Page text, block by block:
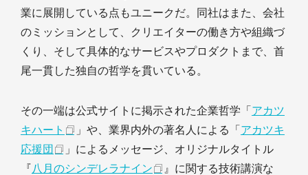
業に展開している点もユニークだ。同社はまた、会社
のミッションとして、クリエイターの働き方や組織づ
くり、そして具体的なサービスやプロダクトまで、首
尾一貫した独自の哲学を貫いている。
その一端は公式サイトに掲示された企業哲学「 アカツ
キハート
」や、業界内外の著名人による「 アカツキ
応援団
」によるメッセージ、オリジナルタイトル
『八月のシンデレラナイン
』に関する技術講演な